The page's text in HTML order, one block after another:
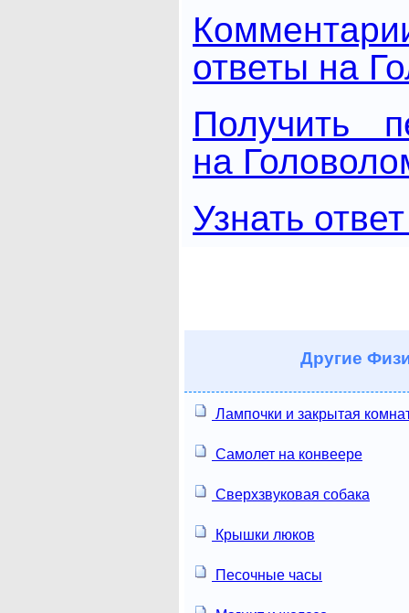
ответы на
Получить
на
Узнать
Другие
Лампочки и закрытая
Самолет на конвеере
Сверхзвуковая собака
Крышки люков
Песочные часы